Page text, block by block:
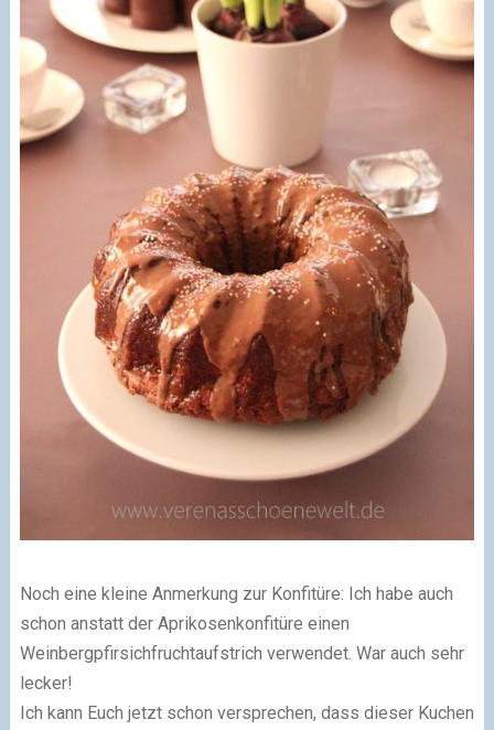
Noch eine kleine Anmerkung zur Konfitüre: Ich habe auch
schon anstatt der Aprikosenkonfitüre einen
Weinbergpfirsichfruchtaufstrich verwendet. War auch sehr
lecker!
Ich kann Euch jetzt schon versprechen, dass dieser Kuchen